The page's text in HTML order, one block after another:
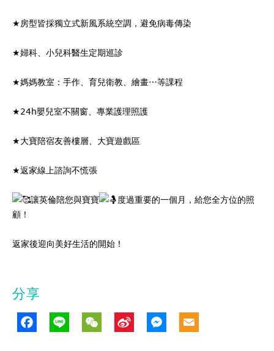
★房型皆採獨立式新風系統空調，避免病毒傳染
★婦科、小兒科醫生定期巡診
★媽媽教室：手作、育兒衛教、繪畫⋯等課程
★24h嬰兒室不關窗、專業護理照護
★大寶陪宿友善樓層、大寶遊戲區
★返家線上諮詢不慌張
讓英倫陪您與寶寶
度過重要的一個月，給您全方位的照
顧！
返家後迎向美好生活的開始！
分享
Facebook
Line WeChat
Sina